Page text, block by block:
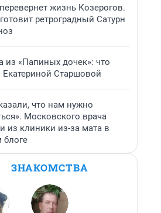
жизнь Козерогов.
ретроградный Сатурн
из «Папиных дочек»: что
Екатериной Старшовой
что нам нужно
Московского врача
из клиники из-за мата в
блоге
ЗНАКОМСТВА